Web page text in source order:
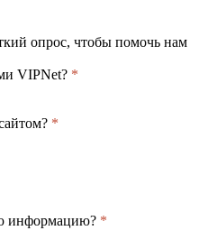
опрос, чтобы помочь нам
VIPNet? *
*
информацию? *